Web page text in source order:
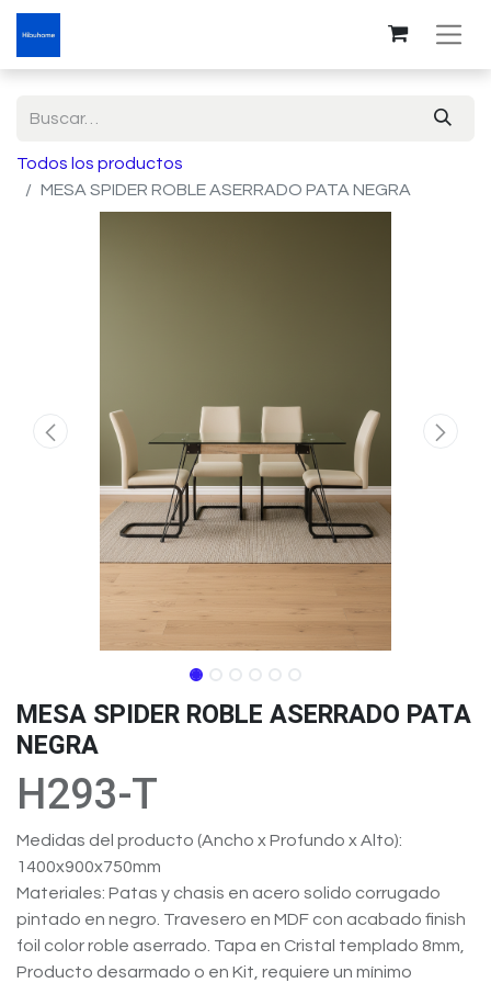
Todos los productos
MESA SPIDER ROBLE ASERRADO PATA NEGRA
MESA SPIDER ROBLE ASERRADO PATA
NEGRA
H293-T
Medidas del producto (Ancho x Profundo x Alto):
1400x900x750mm
Materiales: Patas y chasis en acero solido corrugado
pintado en negro. Travesero en MDF con acabado finish
foil color roble aserrado. Tapa en Cristal templado 8mm,
Producto desarmado o en Kit, requiere un mínimo